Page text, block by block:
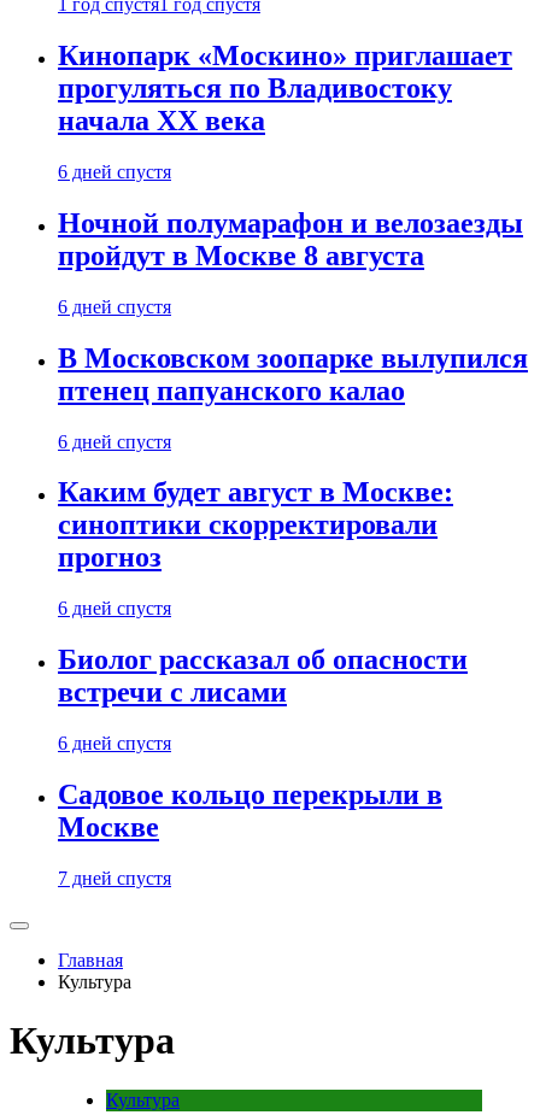
1 год спустя 1 год спустя
Кинопарк «Москино» приглашает
прогуляться по Владивостоку
начала XX века
6 дней спустя
Ночной полумарафон и велозаезды
пройдут в Москве 8 августа
6 дней спустя
В Московском зоопарке вылупился
птенец папуанского калао
6 дней спустя
Каким будет август в Москве:
синоптики скорректировали
прогноз
6 дней спустя
Биолог рассказал об опасности
встречи с лисами
6 дней спустя
Садовое кольцо перекрыли в
Москве
7 дней спустя
Главная
Культура
Культура
Культура